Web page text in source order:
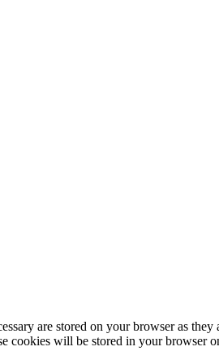
are stored on your browser as they
cookies will be stored in your browser